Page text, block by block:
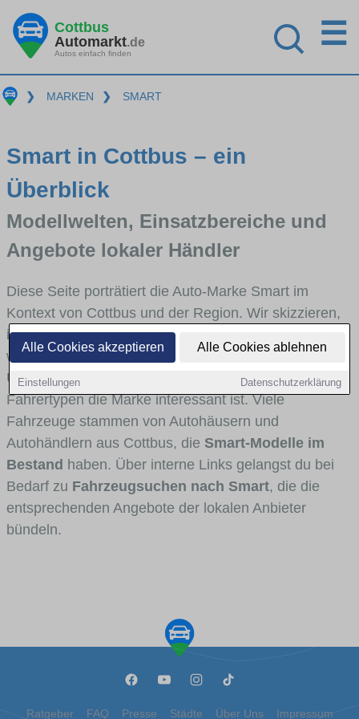
Alle Cookies akzeptieren Alle Cookies ablehnen
Einstellungen Datenschutzerklärung
Cottbus
Automarkt.de
Autos einfach finden
☰
❯ MARKEN ❯ SMART
Smart in Cottbus – ein
Überblick
Modellwelten, Einsatzbereiche und
Angebote lokaler Händler
Diese Seite porträtiert die Auto-Marke Smart im
Kontext von Cottbus und der Region. Wir skizzieren,
in welchen Fahrzeugklassen Smart stark vertreten ist,
welche Modellreihen häufig im Stadt- und
Umlandverkehr zu sehen sind und für welche
Fahrertypen die Marke interessant ist. Viele
Fahrzeuge stammen von Autohäusern und
Autohändlern aus Cottbus, die Smart-Modelle im
Bestand haben. Über interne Links gelangst du bei
Bedarf zu Fahrzeugsuchen nach Smart, die die
entsprechenden Angebote der lokalen Anbieter
bündeln.
Ratgeber FAQ Presse Städte Über Uns Impressum